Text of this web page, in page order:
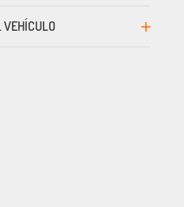
VEHÍCULO